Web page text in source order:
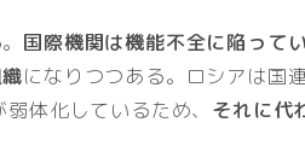
国際機関は機能不全に陥ってい
になりつつある。ロシアは国
体化しているため、 それに代